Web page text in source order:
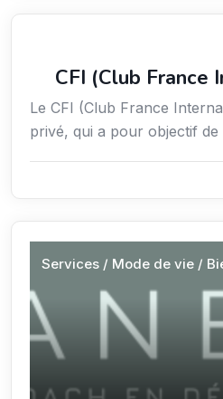
CFI (Club France
Le CFI (Club France
privé, qui a pour objectif de
Services / Mode de vie /